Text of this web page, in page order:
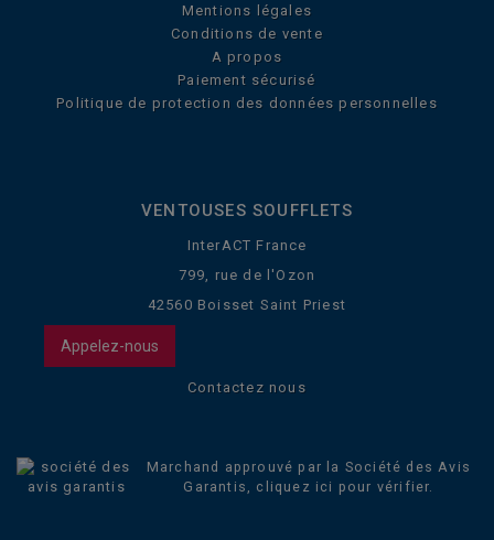
Mentions légales
Conditions de vente
A propos
Paiement sécurisé
Politique de protection des données personnelles
VENTOUSES SOUFFLETS
InterACT France
799, rue de l'Ozon
42560 Boisset Saint Priest
Appelez-nous
Contactez nous
Marchand approuvé par la Société des Avis
Garantis, cliquez ici pour vérifier